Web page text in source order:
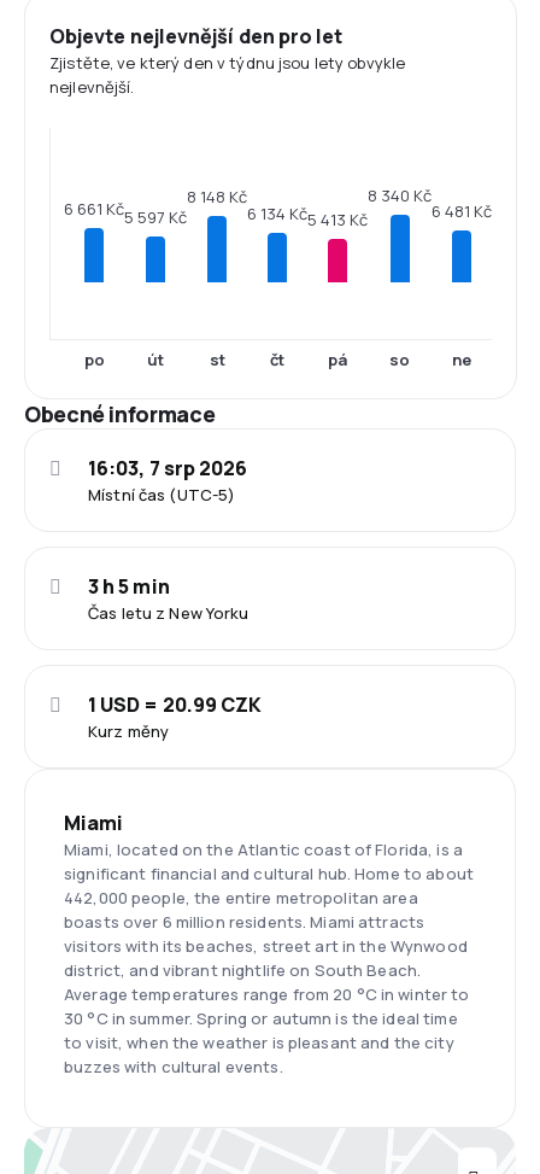
Objevte nejlevnější den pro let
Zjistěte, ve který den v týdnu jsou lety obvykle
nejlevnější.
6 661 Kč
po
5 597 Kč
út
8 148 Kč
st
6 134 Kč
čt
5 413 Kč
pá
8 340 Kč
so
6 481 Kč
ne
Obecné informace
Místní čas (UTC-5)
16:03, 7 srp 2026
Čas letu z New Yorku
3 h 5 min
Kurz měny
1 USD = 20.99 CZK
Miami
Miami, located on the Atlantic coast of Florida, is a
significant financial and cultural hub. Home to about
442,000 people, the entire metropolitan area
boasts over 6 million residents. Miami attracts
visitors with its beaches, street art in the Wynwood
district, and vibrant nightlife on South Beach.
Average temperatures range from 20 °C in winter to
30 °C in summer. Spring or autumn is the ideal time
to visit, when the weather is pleasant and the city
buzzes with cultural events.